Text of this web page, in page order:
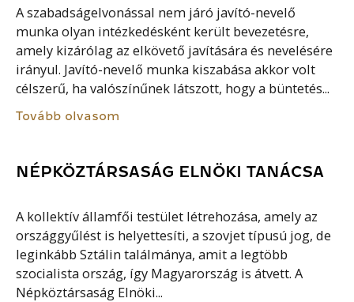
A szabadságelvonással nem járó javító-nevelő
munka olyan intézkedésként került bevezetésre,
amely kizárólag az elkövető javítására és nevelésére
irányul. Javító-nevelő munka kiszabása akkor volt
célszerű, ha valószínűnek látszott, hogy a büntetés...
Tovább olvasom
NÉPKÖZTÁRSASÁG ELNÖKI TANÁCSA
A kollektív államfői testület létrehozása, amely az
országgyűlést is helyettesíti, a szovjet típusú jog, de
leginkább Sztálin találmánya, amit a legtöbb
szocialista ország, így Magyarország is átvett. A
Népköztársaság Elnöki...